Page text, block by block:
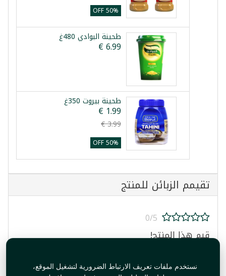
نستخدم ملفات تعريف الارتباط الضرورية لتشغيل الموقع،
50% OFF
طحينة البوادي 480غ
طحينة بيروت 350غ
50% OFF
تقيمم الزبائن للمنتج
0/5
قيم هذا المنتج!